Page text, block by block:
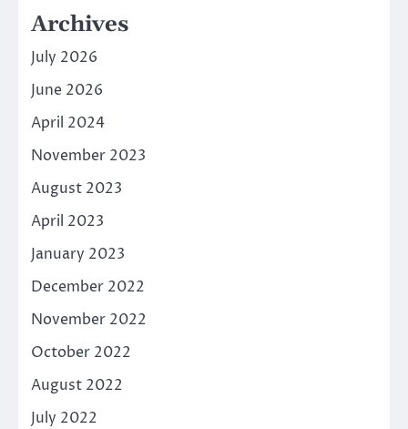
Archives
July 2026
June 2026
April 2024
November 2023
August 2023
April 2023
January 2023
December 2022
November 2022
October 2022
August 2022
July 2022